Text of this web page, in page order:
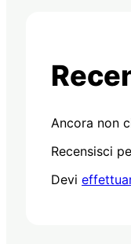
Ancora non
Recensisci
Devi